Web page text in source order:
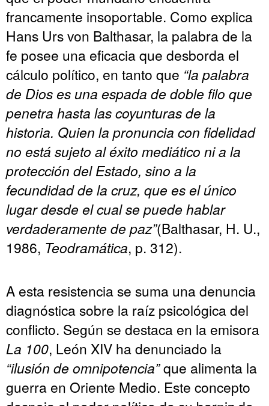
francamente insoportable. Como explica
Hans Urs von Balthasar, la palabra de la
fe posee una eficacia que desborda el
cálculo político, en tanto que “la palabra
de Dios es una espada de doble filo que
penetra hasta las coyunturas de la
historia. Quien la pronuncia con fidelidad
no está sujeto al éxito mediático ni a la
protección del Estado, sino a la
fecundidad de la cruz, que es el único
lugar desde el cual se puede hablar
verdaderamente de paz”(Balthasar, H. U.,
1986, Teodramática, p. 312).
A esta resistencia se suma una denuncia
diagnóstica sobre la raíz psicológica del
conflicto. Según se destaca en la emisora
La 100, León XIV ha denunciado la
“ilusión de omnipotencia”que alimenta la
guerra en Oriente Medio. Este concepto